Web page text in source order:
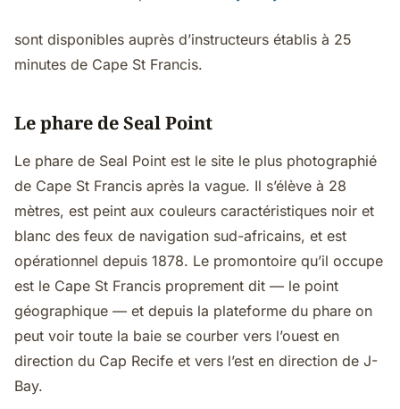
sont disponibles auprès d’instructeurs établis à 25
minutes de Cape St Francis.
Le phare de Seal Point
Le phare de Seal Point est le site le plus photographié
de Cape St Francis après la vague. Il s’élève à 28
mètres, est peint aux couleurs caractéristiques noir et
blanc des feux de navigation sud-africains, et est
opérationnel depuis 1878. Le promontoire qu’il occupe
est le Cape St Francis proprement dit — le point
géographique — et depuis la plateforme du phare on
peut voir toute la baie se courber vers l’ouest en
direction du Cap Recife et vers l’est en direction de J-
Bay.